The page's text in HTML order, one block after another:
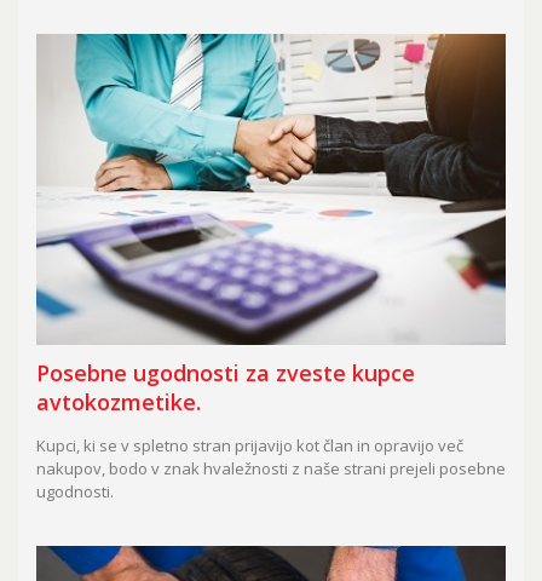
Posebne ugodnosti za zveste kupce
avtokozmetike.
Kupci, ki se v spletno stran prijavijo kot član in opravijo več
nakupov, bodo v znak hvaležnosti z naše strani prejeli posebne
ugodnosti.